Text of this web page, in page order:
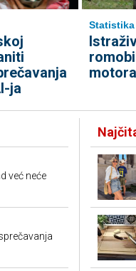
ja
već neće